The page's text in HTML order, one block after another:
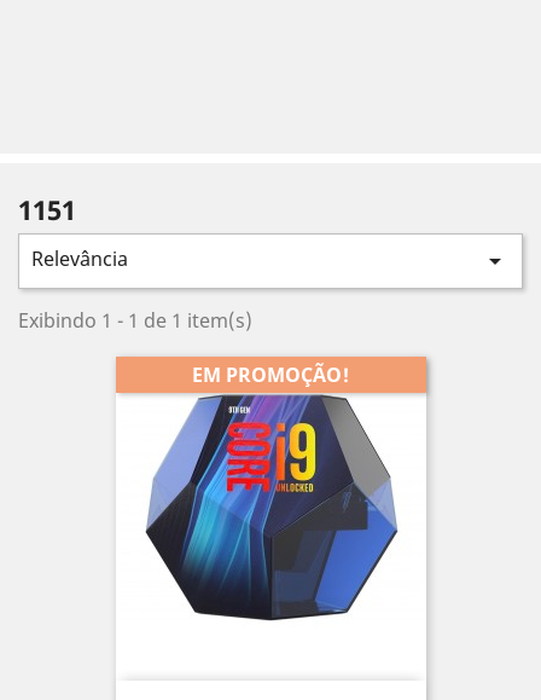
1151
Relevância 
Exibindo 1 - 1 de 1 item(s)
EM PROMOÇÃO!